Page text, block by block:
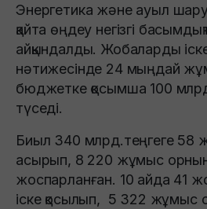
Энергетика және ауыл
қайта өңдеу негізгі
айқындалды. Жобаларды
нәтижесінде 24 мыңдай
бюджетке қосымша 100
түседі.
Биыл 340 млрд.теңгеге 58
асырып, 8 220 жұмыс
жоспарланған. 10 айда 41
іске қосылып, 5 322